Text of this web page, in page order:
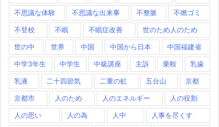
不思議な体験 不思議な出来事 不整脈 不燃ゴミ
不登校 不眠 不眠症改善 世のため人のため
世の中 世界 中国 中国から日本 中国福建省
中学3年生 中学生 中級講座 主訴 乗鞍 乳歯
乳液 二十四節気 二重の虹 五台山 京都
京都市 人のため 人のエネルギー 人の役割
人の思い 人の為 人中 人事を尽くす